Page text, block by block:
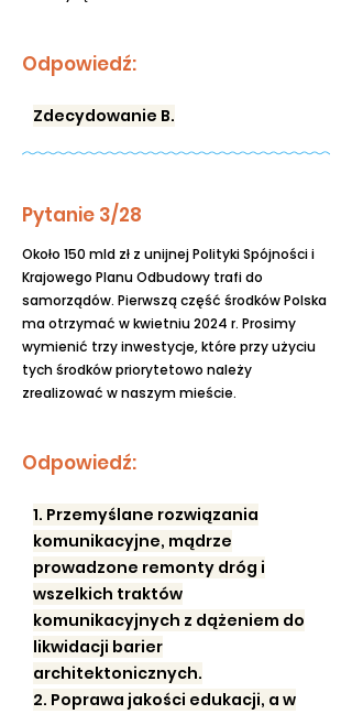
Odpowiedź:
Zdecydowanie B.
Pytanie 3/28
Około 150 mld zł z unijnej Polityki Spójności i
Krajowego Planu Odbudowy trafi do
samorządów. Pierwszą część środków Polska
ma otrzymać w kwietniu 2024 r. Prosimy
wymienić trzy inwestycje, które przy użyciu
tych środków priorytetowo należy
zrealizować w naszym mieście.
Odpowiedź:
1. Przemyślane rozwiązania
komunikacyjne, mądrze
prowadzone remonty dróg i
wszelkich traktów
komunikacyjnych z dążeniem do
likwidacji barier
architektonicznych.
2. Poprawa jakości edukacji, a w